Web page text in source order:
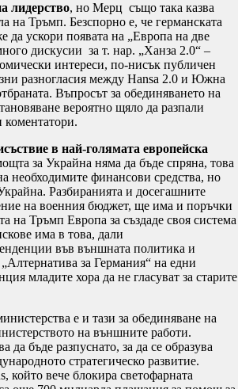
лидерство, но Мерц също така казва
на Тръмп. Безспорно е, че германската
да ускори появата на „Европа на две
дискусии за т. нар. „Ханза 2.0“ –
интереси, по-нисък публичен
разногласия между Hansa 2.0 и Южна
Въпросът за обединяването на
вероятно щяло да разпали
в най-голямата европейска
за Украйна няма да бъде спряна, това
необходимите финансови средства, но
Разбиранията и досегашните
на военния бюджет, ще има и поръчки
на Тръмп Европа за създаде своя система
има в това, дали
във външната политика и
за Германия“ на едни
младите хора да не гласуват за старите
е и тази за обединяване на
на външните работи.
бъде разпуснато, за да се образува
стратегическо развитие.
който вече блокира светофарната